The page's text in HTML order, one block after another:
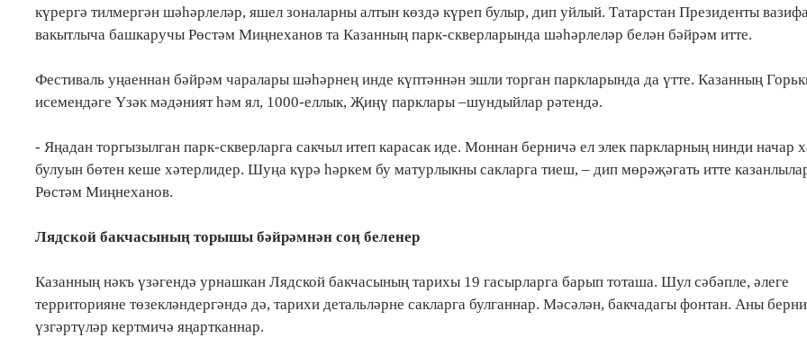
күрергә тилмергән шәһәрлеләр, яшел зоналарны алтын көздә күреп булыр, дип уйлый. Татарстан Президенты
вакытлыча башкаручы Рөстәм Миңнеханов та Казанның парк-скверларында шәһәрлеләр белән бәйрәм итте.
Фестиваль уңаеннан бәйрәм чаралары шәһәрнең инде күптәннән эшли торган паркларында да үтте. Казанның
исемендәге Үзәк мәдәният һәм ял, 1000-еллык, Җиңү парклары –шундыйлар рәтендә.
- Яңадан торгызылган парк-скверларга сакчыл итеп карасак иде. Моннан берничә ел элек паркларның нинди начар
булуын бөтен кеше хәтерлидер. Шуңа күрә һәркем бу матурлыкны сакларга тиеш, – дип мөрәҗәгать итте
Рөстәм Миңнеханов.
Лядской бакчасының торышы бәйрәмнән соң беленер
Казанның нәкъ үзәгендә урнашкан Лядской бакчасының тарихы 19 гасырларга барып тоташа. Шул сәбәпле, әлеге
территорияне төзекләндергәндә дә, тарихи детальләрне сакларга булганнар. Мәсәлән, бакчадагы фонтан. Аны
үзгәртүләр кертмичә яңартканнар.